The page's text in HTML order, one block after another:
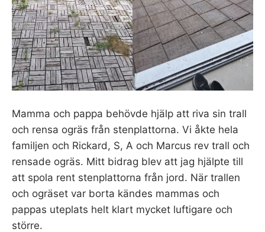
Mamma och pappa behövde hjälp att riva sin trall
och rensa ogräs från stenplattorna. Vi åkte hela
familjen och Rickard, S, A och Marcus rev trall och
rensade ogräs. Mitt bidrag blev att jag hjälpte till
att spola rent stenplattorna från jord. När trallen
och ogräset var borta kändes mammas och
pappas uteplats helt klart mycket luftigare och
större.